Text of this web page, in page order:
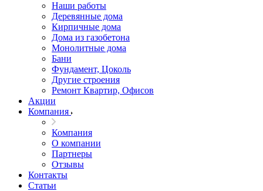
Наши работы
Деревянные дома
Кирпичные дома
Дома из газобетона
Монолитные дома
Бани
Фундамент, Цоколь
Другие строения
Ремонт Квартир, Офисов
Акции
Компания
Компания
О компании
Партнеры
Отзывы
Контакты
Статьи